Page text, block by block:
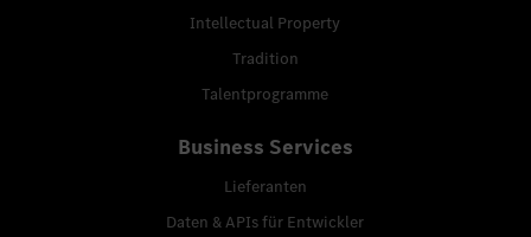
Intellectual Property
Tradition
Talentprogramme
Business Services
Lieferanten
Daten & APIs für Entwickler